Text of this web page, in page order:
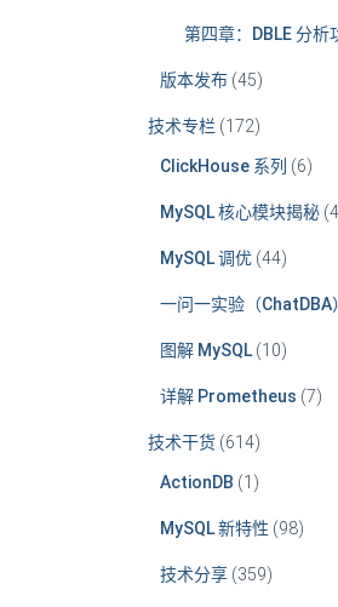
第四章：DBLE 分析
版本发布(45)
技术专栏 (172)
ClickHouse 系列 (6)
MySQL 核心模块揭秘
MySQL 调优(44)
一问一实验（ChatDBA）
图解 MySQL(10)
详解 Prometheus (7)
技术干货(614)
ActionDB (1)
MySQL 新特性 (98)
技术分享(359)